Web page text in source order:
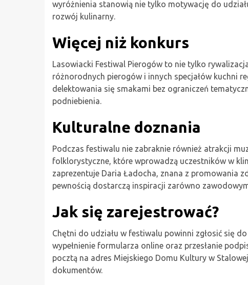
wyróżnienia stanowią nie tylko motywację do
rozwój kulinarny.
Więcej niż konkurs
Lasowiacki Festiwal Pierogów to nie tylko
różnorodnych pierogów i innych specjałów kuchni
delektowania się smakami bez ograniczeń
podniebienia.
Kulturalne doznania
Podczas festiwalu nie zabraknie również atrakcji
folklorystyczne, które wprowadzą uczestników w
zaprezentuje Daria Ładocha, znana z promowania
pewnością dostarczą inspiracji zarówno
Jak się zarejestrować?
Chętni do udziału w festiwalu powinni zgłosić się
wypełnienie formularza online oraz przesłanie
pocztą na adres Miejskiego Domu Kultury w
dokumentów.